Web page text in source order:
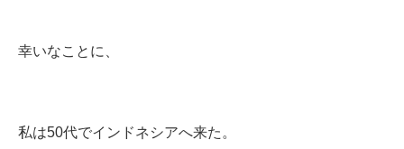
幸いなことに、
私は50代でインドネシアへ来た。